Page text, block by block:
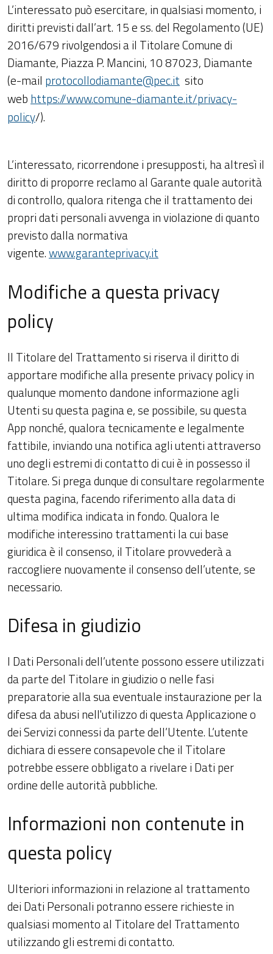
L’interessato può esercitare, in qualsiasi momento, i
diritti previsti dall’art. 15 e ss. del Regolamento (UE)
2016/679 rivolgendosi a il Titolare Comune di
Diamante, Piazza P. Mancini, 10 87023, Diamante
(e-mail protocollodiamante@pec.it sito
web https://www.comune-diamante.it/privacy-
policy/).
L’interessato, ricorrendone i presupposti, ha altresì il
diritto di proporre reclamo al Garante quale autorità
di controllo, qualora ritenga che il trattamento dei
propri dati personali avvenga in violazione di quanto
previsto dalla normativa
vigente.www.garanteprivacy.it
Modifiche a questa privacy
policy
Il Titolare del Trattamento si riserva il diritto di
apportare modifiche alla presente privacy policy in
qualunque momento dandone informazione agli
Utenti su questa pagina e, se possibile, su questa
App nonché, qualora tecnicamente e legalmente
fattibile, inviando una notifica agli utenti attraverso
uno degli estremi di contatto di cui è in possesso il
Titolare. Si prega dunque di consultare regolarmente
questa pagina, facendo riferimento alla data di
ultima modifica indicata in fondo. Qualora le
modifiche interessino trattamenti la cui base
giuridica è il consenso, il Titolare provvederà a
raccogliere nuovamente il consenso dell’utente, se
necessario.
Difesa in giudizio
I Dati Personali dell’utente possono essere utilizzati
da parte del Titolare in giudizio o nelle fasi
preparatorie alla sua eventuale instaurazione per la
difesa da abusi nell'utilizzo di questa Applicazione o
dei Servizi connessi da parte dell’Utente. L’utente
dichiara di essere consapevole che il Titolare
potrebbe essere obbligato a rivelare i Dati per
ordine delle autorità pubbliche.
Informazioni non contenute in
questa policy
Ulteriori informazioni in relazione al trattamento
dei Dati Personali potranno essere richieste in
qualsiasi momento al Titolare del Trattamento
utilizzando gli estremi di contatto.